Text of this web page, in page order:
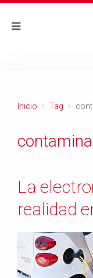
Inicio Tag
La
realidad